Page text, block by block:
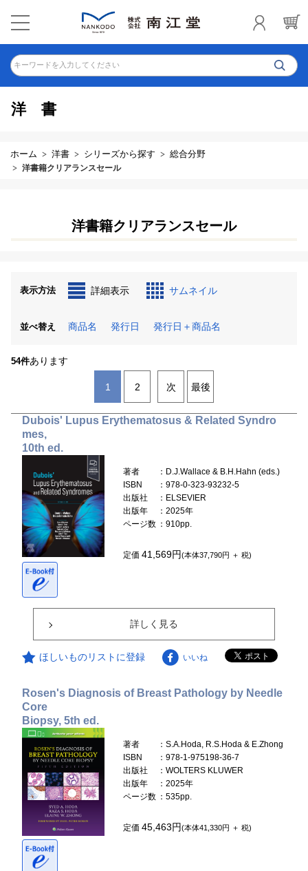
キーワードを入力してください
洋書
ホーム 洋書 シリーズから探す 総合分野
洋書籍クリアランスセール
洋書籍クリアランスセール
表示方法 詳細表示 サムネイル
並べ替え 商品名 発行日 発行日＋商品名
54件あります
1 2 次 最後
Dubois' Lupus Erythematosus & Related Syndro
mes,
10th ed.
著者
：D.J.Wallace & B.H.Hahn (eds.)
ISBN
：978-0-323-93232-5
出版社
：ELSEVIER
出版年
：2025年
ページ数 ：910pp.
定価41,569円(本体37,790円 ＋ 税)
詳しく見る
ほしいものリストに登録 いいね
Rosen's Diagnosis of Breast Pathology by Needle
Core
Biopsy, 5th ed.
著者
：S.A.Hoda, R.S.Hoda & E.Zhong
ISBN
：978-1-975198-36-7
出版社
：WOLTERS KLUWER
出版年
：2025年
ページ数 ：535pp.
定価45,463円(本体41,330円 ＋ 税)